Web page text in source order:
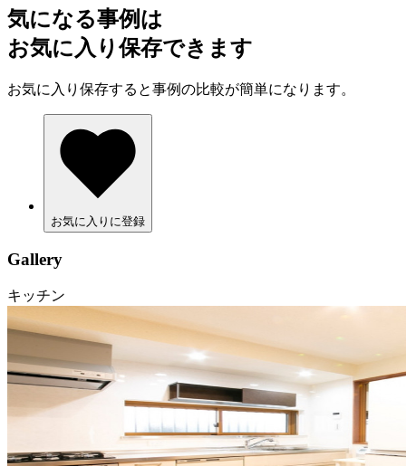
気になる事例は
お気に入り保存できます
お気に入り保存すると事例の比較が簡単になります。
お気に入りに登録
Gallery
キッチン